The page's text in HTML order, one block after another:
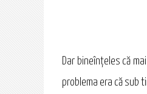
Dar bineînţeles că
problema era că sub